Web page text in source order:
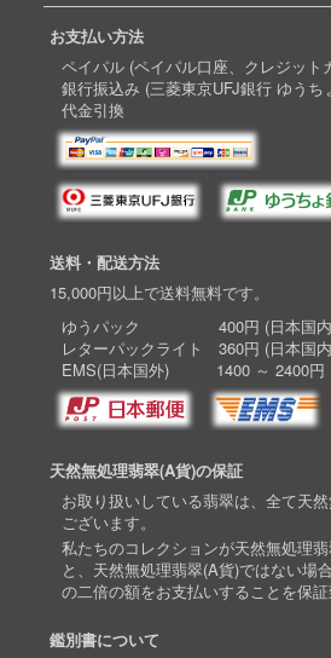
お支払い方法
ペイパル (ペイパル口座、クレジット
銀行振込み (三菱東京UFJ銀行 ゆうち
代金引換
送料・配送方法
15,000円以上で送料無料です。
ゆうパック 400円 (日本国内
レターパックライト 360円 (日本国
EMS(日本国外) 1400 ～ 2400円
天然無処理翡翠(A貨)の保証
お取り扱いしている翡翠は、全て天
ございます。
私たちのコレクションが天然無処理
と、天然無処理翡翠(A貨)ではない場
の二倍の額をお支払いすることを保証
鑑別書について